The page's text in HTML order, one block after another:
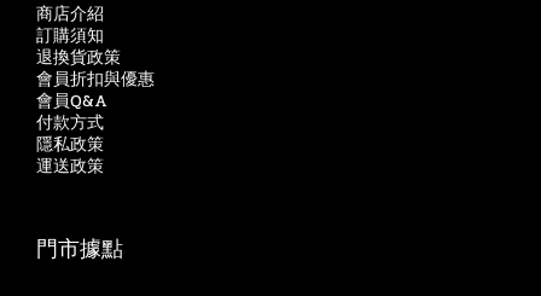
商店介紹
訂購須知
退換貨政策
會員折扣與優惠
會員Q&A
付款方式
隱私政策
運送政策
門市據點